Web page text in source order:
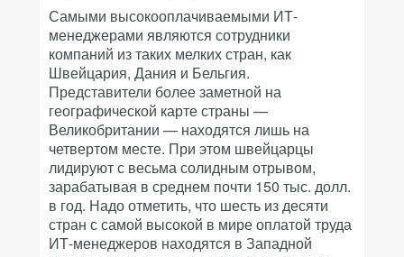
Самыми высокооплачиваемыми ИТ-
менеджерами являются сотрудники
компаний из таких мелких стран, как
Швейцария, Дания и Бельгия.
Представители более заметной на
географической карте страны —
Великобритании — находятся лишь на
четвертом месте. При этом швейцарцы
лидируют с весьма солидным отрывом,
зарабатывая в среднем почти 150 тыс. долл.
в год. Надо отметить, что шесть из десяти
стран с самой высокой в мире оплатой труда
ИТ-менеджеров находятся в Западной